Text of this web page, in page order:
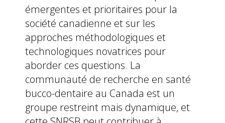
émergentes et prioritaires pour la
société canadienne et sur les
approches méthodologiques et
technologiques novatrices pour
aborder ces questions. La
communauté de recherche en santé
bucco-dentaire au Canada est un
groupe restreint mais dynamique, et